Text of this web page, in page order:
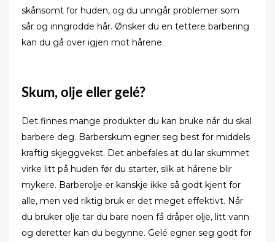
skånsomt for huden, og du unngår problemer som
sår og inngrodde hår. Ønsker du en tettere barbering
kan du gå over igjen mot hårene.
Skum, olje eller gelé?
Det finnes mange produkter du kan bruke når du skal
barbere deg. Barberskum egner seg best for middels
kraftig skjeggvekst. Det anbefales at du lar skummet
virke litt på huden før du starter, slik at hårene blir
mykere. Barberolje er kanskje ikke så godt kjent for
alle, men ved riktig bruk er det meget effektivt. Når
du bruker olje tar du bare noen få dråper olje, litt vann
og deretter kan du begynne. Gelé egner seg godt for